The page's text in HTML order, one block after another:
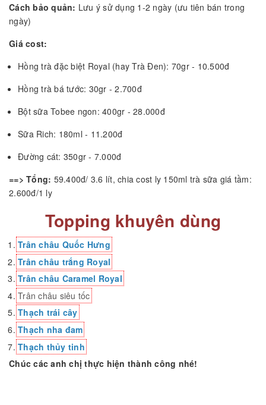
Cách bảo quản: Lưu ý sử dụng 1-2 ngày (ưu tiên bán trong
ngày)
Giá cost:
Hồng trà đặc biệt Royal (hay Trà Đen): 70gr - 10.500đ
Hồng trà bá tước: 30gr - 2.700đ
Bột sữa Tobee ngon: 400gr - 28.000đ
Sữa Rich: 180ml - 11.200đ
Đường cát: 350gr - 7.000đ
==> Tổng: 59.400đ/ 3.6 lít, chia cost ly 150ml trà sữa giá tầm:
2.600đ/1 ly
Topping khuyên dùng
Trân châu Quốc Hưng
Trân châu trắng Royal
Trân châu Caramel Royal
Trân châu siêu tốc
Thạch trái cây
Thạch nha đam
Thạch thủy tinh
Chúc các anh chị thực hiện thành công nhé!